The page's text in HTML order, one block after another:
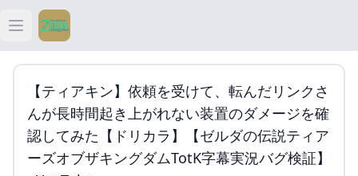
Open main menu
ティアキン
ティアキン 祠
ティアキン 武器
【ティアキン】依頼を受けて、転んだリンクさ
んが長時間起き上がれない装置のダメージを確
認してみた【ドリカラ】【ゼルダの伝説ティア
ーズオブザキングダムTotK字幕実況バグ検証】